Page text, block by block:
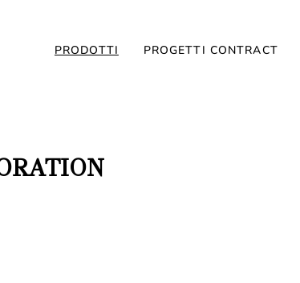
PRODOTTI PROGETTI CONTRACT